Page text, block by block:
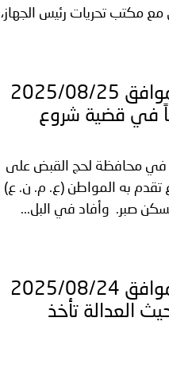
مع مكتب تحريات رئيس الجهاز،
ليبيا ـ 1447/03/02هــ الموافق 2025/08/25
في قضية شروع
في محافظة لحج القبض على
تقدم به المواطن (ع. م. ن. ع)
ليبيا ـ 1447/03/01هــ الموافق 2025/08/24
العدالة تأخذ